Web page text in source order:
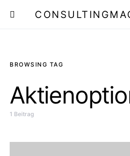
BROWSING TAG
1 Beitrag